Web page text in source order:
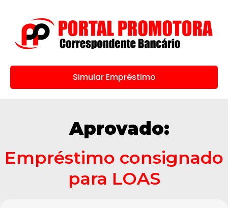
Simular Empréstimo
Aprovado:
Empréstimo consignado
para LOAS